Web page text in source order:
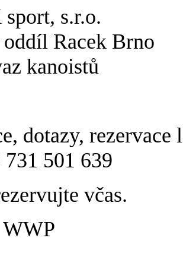
s.r.o.
Racek Brno
kanoistů
dotazy,
501 639
včas.